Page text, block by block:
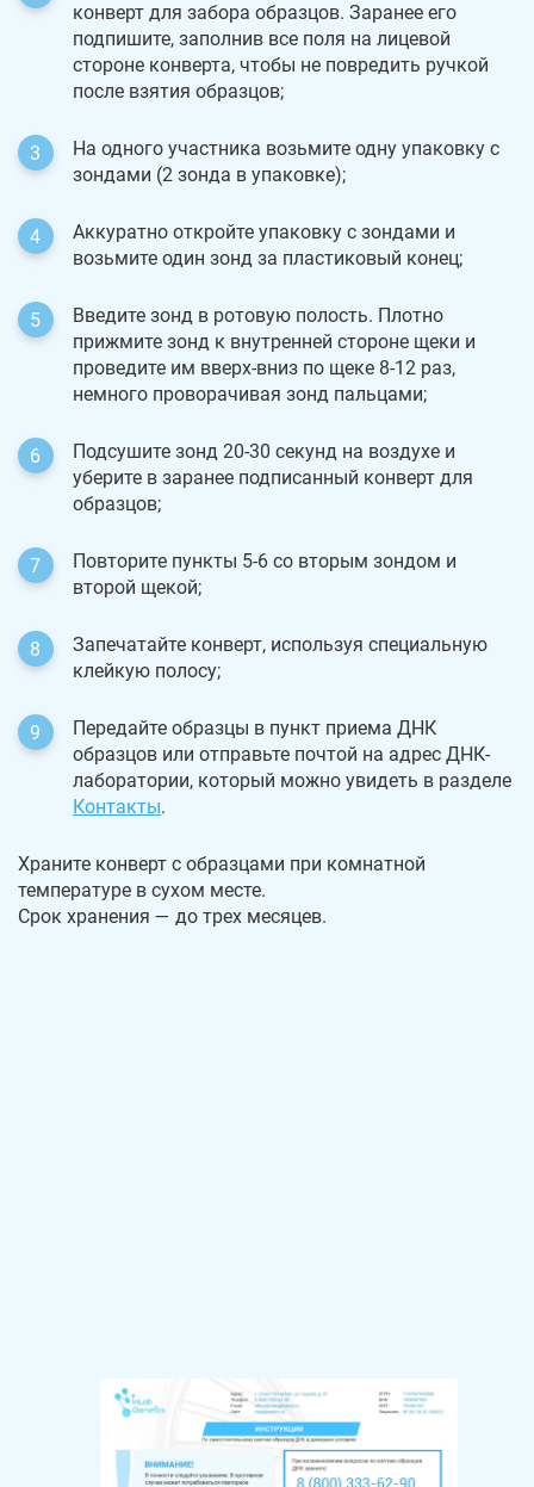
конверт для забора образцов. Заранее его
подпишите, заполнив все поля на лицевой
стороне конверта, чтобы не повредить ручкой
после взятия образцов;
На одного участника возьмите одну упаковку с
зондами (2 зонда в упаковке);
Аккуратно откройте упаковку с зондами и
возьмите один зонд за пластиковый конец;
Введите зонд в ротовую полость. Плотно
прижмите зонд к внутренней стороне щеки и
проведите им вверх-вниз по щеке 8-12 раз,
немного проворачивая зонд пальцами;
Подсушите зонд 20-30 секунд на воздухе и
уберите в заранее подписанный конверт для
образцов;
Повторите пункты 5-6 со вторым зондом и
второй щекой;
Запечатайте конверт, используя специальную
клейкую полосу;
Передайте образцы в пункт приема ДНК
образцов или отправьте почтой на адрес ДНК-
лаборатории, который можно увидеть в разделе
Контакты.
Храните конверт с образцами при комнатной
температуре в сухом месте.
Срок хранения — до трех месяцев.